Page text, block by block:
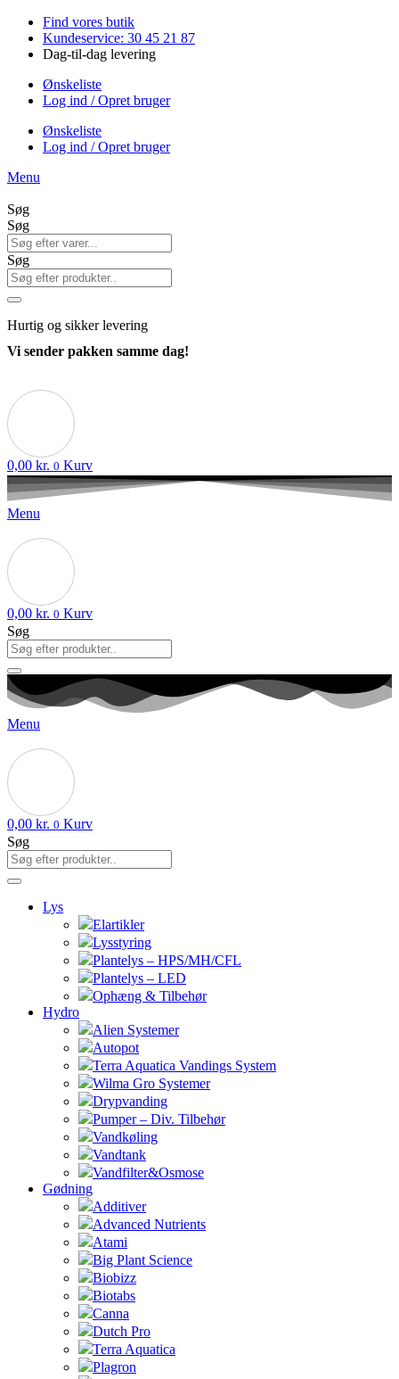
Videre
indhold
Find vores butik
Kundeservice: 30 45 21 87
Dag-til-dag levering
Ønskeliste
Log ind / Opret bruger
Ønskeliste
Log ind / Opret bruger
Menu
Søg
Søg
Søg
Hurtig og sikker levering
Vi sender pakken samme dag!
0,00 kr. 0 Kurv
Menu
0,00 kr. 0 Kurv
Søg
Menu
0,00 kr. 0 Kurv
Søg
Lys
Elartikler
Lysstyring
Plantelys – HPS/MH/CFL
Plantelys – LED
Ophæng & Tilbehør
Hydro
Alien Systemer
Autopot
Terra Aquatica Vandings System
Wilma Gro Systemer
Drypvanding
Pumper – Div. Tilbehør
Vandkøling
Vandtank
Vandfilter&Osmose
Gødning
Additiver
Advanced Nutrients
Atami
Big Plant Science
Biobizz
Biotabs
Canna
Dutch Pro
Terra Aquatica
Plagron